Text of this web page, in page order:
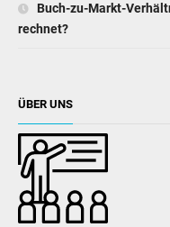
Buch-zu-Markt-
rechnet?
ÜBER UNS